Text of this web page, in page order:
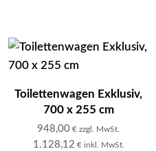
Toilettenwagen Exklusiv,
700 x 255 cm
948,00 € zzgl. MwSt.
1.128,12 € inkl. MwSt.